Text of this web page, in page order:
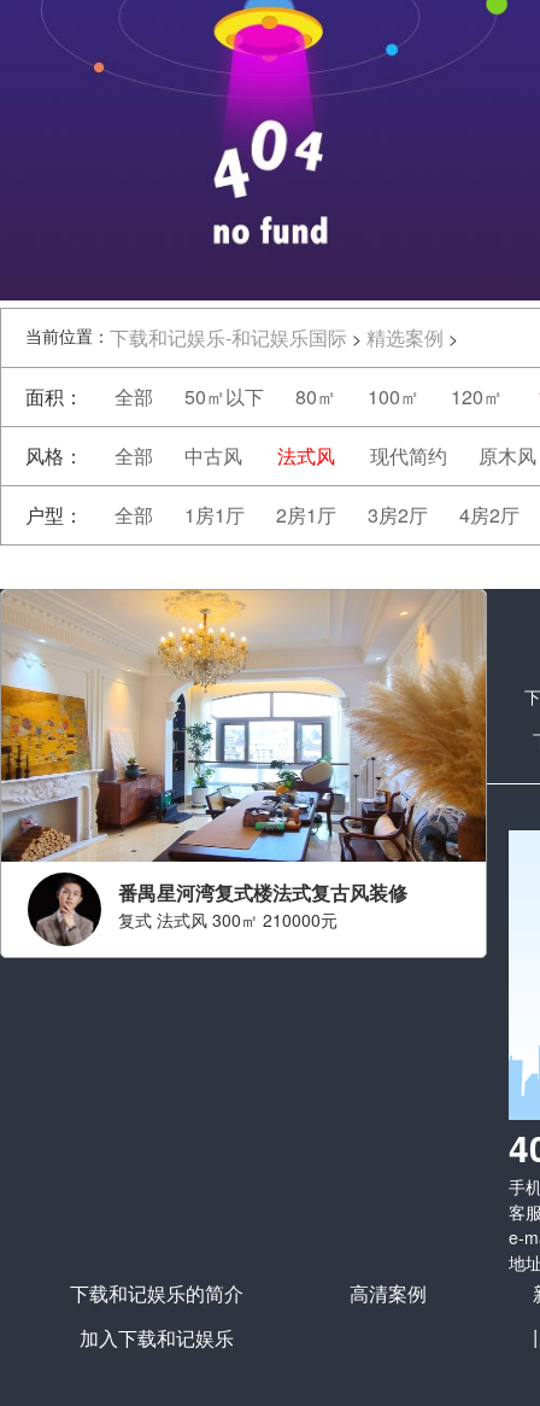
当前位置： 下载和记娱乐-和记娱乐国际 > 精选案例 >
面积： 全部 50㎡以下 80㎡ 100㎡ 120㎡
风格： 全部 中古风 法式风 现代简约 原木风
户型： 全部 1房1厅 2房1厅 3房2厅 4房2厅
番禺星河湾复式楼法式复古风装修
复式 法式风 300㎡ 210000元
手
客
e-
地
下载和记娱乐的简介
加入下载和记娱乐
高清案例